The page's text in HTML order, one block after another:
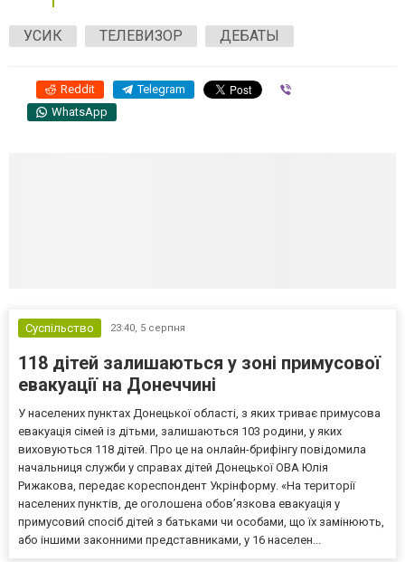
УСИК ТЕЛЕВИЗОР ДЕБАТЫ
Reddit Telegram
WhatsApp
Суспільство 23:40, 5 серпня
118 дітей залишаються у зоні примусової
евакуації на Донеччині
У населених пунктах Донецької області, з яких триває примусова
евакуація сімей із дітьми, залишаються 103 родини, у яких
виховуються 118 дітей. Про це на онлайн-брифінгу повідомила
начальниця служби у справах дітей Донецької ОВА Юлія
Рижакова, передає кореспондент Укрінформу. «На території
населених пунктів, де оголошена обов’язкова евакуація у
примусовий спосіб дітей з батьками чи особами, що їх замінюють,
або іншими законними представниками, у 16 населен...